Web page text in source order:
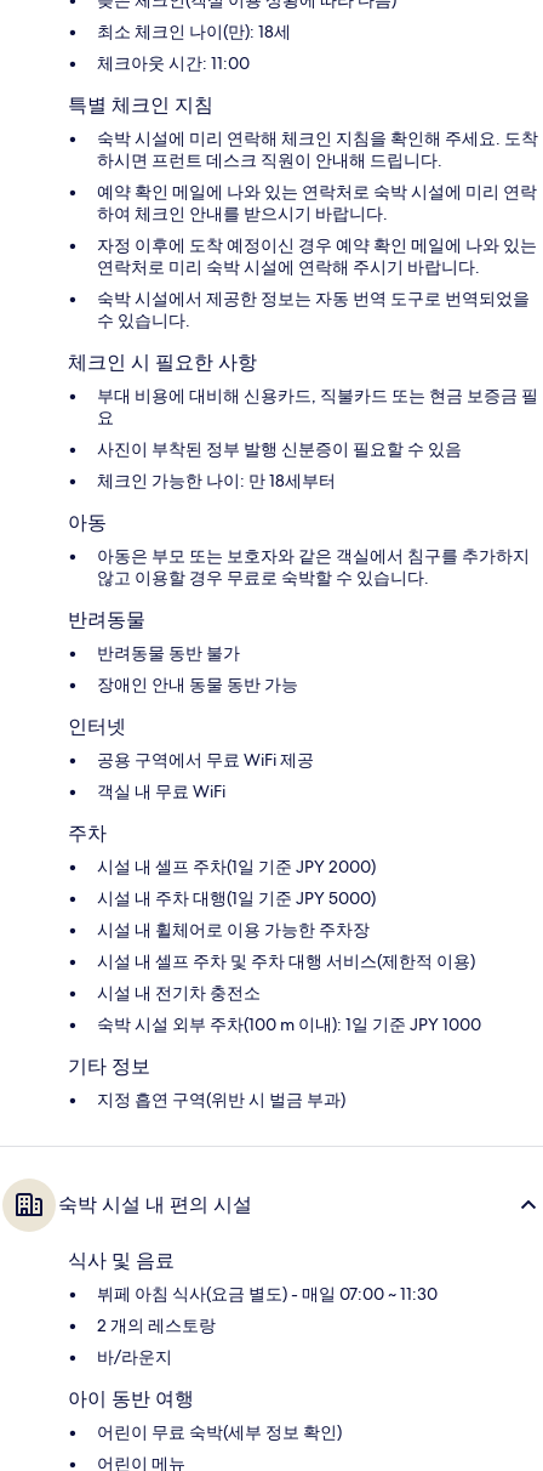
최소 체크인 나이(만): 18세
체크아웃 시간: 11:00
특별 체크인 지침
숙박 시설에 미리 연락해 체크인 지침을 확인해 주세요. 도착
하시면 프런트 데스크 직원이 안내해 드립니다.
예약 확인 메일에 나와 있는 연락처로 숙박 시설에 미리 연락
하여 체크인 안내를 받으시기 바랍니다.
자정 이후에 도착 예정이신 경우 예약 확인 메일에 나와 있는
연락처로 미리 숙박 시설에 연락해 주시기 바랍니다.
숙박 시설에서 제공한 정보는 자동 번역 도구로 번역되었을
수 있습니다.
체크인 시 필요한 사항
부대 비용에 대비해 신용카드, 직불카드 또는 현금 보증금 필
요
사진이 부착된 정부 발행 신분증이 필요할 수 있음
체크인 가능한 나이: 만 18세부터
아동
아동은 부모 또는 보호자와 같은 객실에서 침구를 추가하지
않고 이용할 경우 무료로 숙박할 수 있습니다.
반려동물
반려동물 동반 불가
장애인 안내 동물 동반 가능
인터넷
공용 구역에서 무료 WiFi 제공
객실 내 무료 WiFi
주차
시설 내 셀프 주차(1일 기준 JPY 2000)
시설 내 주차 대행(1일 기준 JPY 5000)
시설 내 휠체어로 이용 가능한 주차장
시설 내 셀프 주차 및 주차 대행 서비스(제한적 이용)
시설 내 전기차 충전소
숙박 시설 외부 주차(100 m 이내): 1일 기준 JPY 1000
기타 정보
지정 흡연 구역(위반 시 벌금 부과)
숙박 시설 내 편의 시설
식사 및 음료
뷔페 아침 식사(요금 별도) - 매일 07:00 ~ 11:30
2 개의 레스토랑
바/라운지
아이 동반 여행
어린이 무료 숙박(세부 정보 확인)
어린이 메뉴